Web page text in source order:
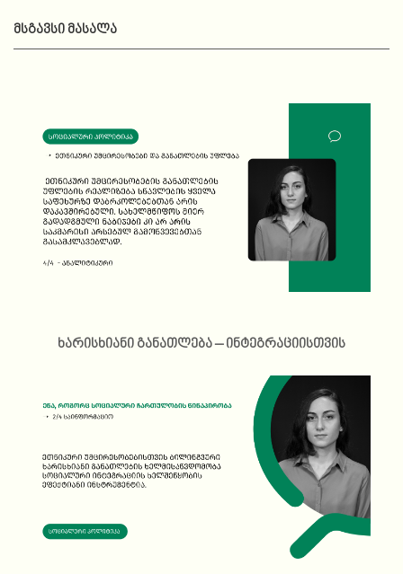
ᲛᲡᲒᲐᲕᲡᲘ ᲛᲐᲡᲐᲚᲐ
ხარისხიანი განათლება – ინტეგრაციისთვის